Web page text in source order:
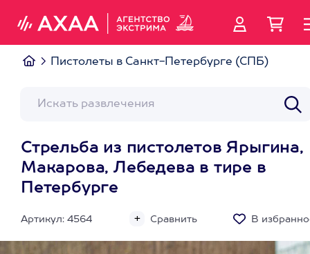
Пистолеты в Санкт-Петербурге (СПБ)
Стрельба из пистолетов Ярыгина,
Макарова, Лебедева в тире в
Петербурге
Артикул: 4564 Сравнить В